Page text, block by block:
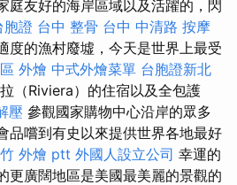
庭友好的海岸區域以及活躍的，閃
胞證 台中 整骨 台中 中清路 按摩
度的漁村廢墟，今天是世界上最受
外燴 中式外燴菜單 台胞證新北
（Riviera）的住宿以及全包護
壓 參觀國家購物中心沿岸的眾多
品嚐到有史以來提供世界各地最好
外燴 ptt 外國人設立公司 幸運的
更廣闊地區是美國最美麗的景觀的